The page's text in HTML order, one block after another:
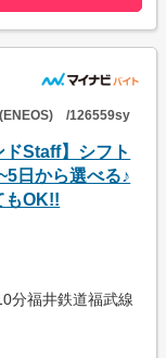
(ENEOS) /126559sy
ドStaff】シフト
日から選べる♪
もOK!!
分福井鉄道福武線